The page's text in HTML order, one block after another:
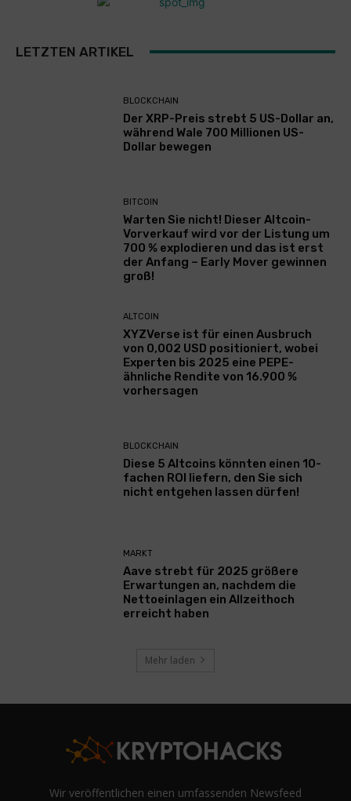
LETZTEN ARTIKEL
BLOCKCHAIN
Der XRP-Preis strebt 5 US-Dollar an,
während Wale 700 Millionen US-
Dollar bewegen
BITCOIN
Warten Sie nicht! Dieser Altcoin-
Vorverkauf wird vor der Listung um
700 % explodieren und das ist erst
der Anfang – Early Mover gewinnen
groß!
ALTCOIN
XYZVerse ist für einen Ausbruch
von 0,002 USD positioniert, wobei
Experten bis 2025 eine PEPE-
ähnliche Rendite von 16.900 %
vorhersagen
BLOCKCHAIN
Diese 5 Altcoins könnten einen 10-
fachen ROI liefern, den Sie sich
nicht entgehen lassen dürfen!
MARKT
Aave strebt für 2025 größere
Erwartungen an, nachdem die
Nettoeinlagen ein Allzeithoch
erreicht haben
Mehr laden
Wir veröffentlichen einen umfassenden Newsfeed